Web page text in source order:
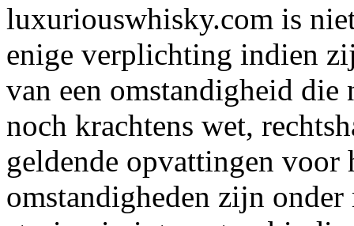
luxuriouswhisky.com is
enige verplichting indien
van een omstandigheid
noch krachtens wet,
geldende opvattingen voor
omstandigheden zijn